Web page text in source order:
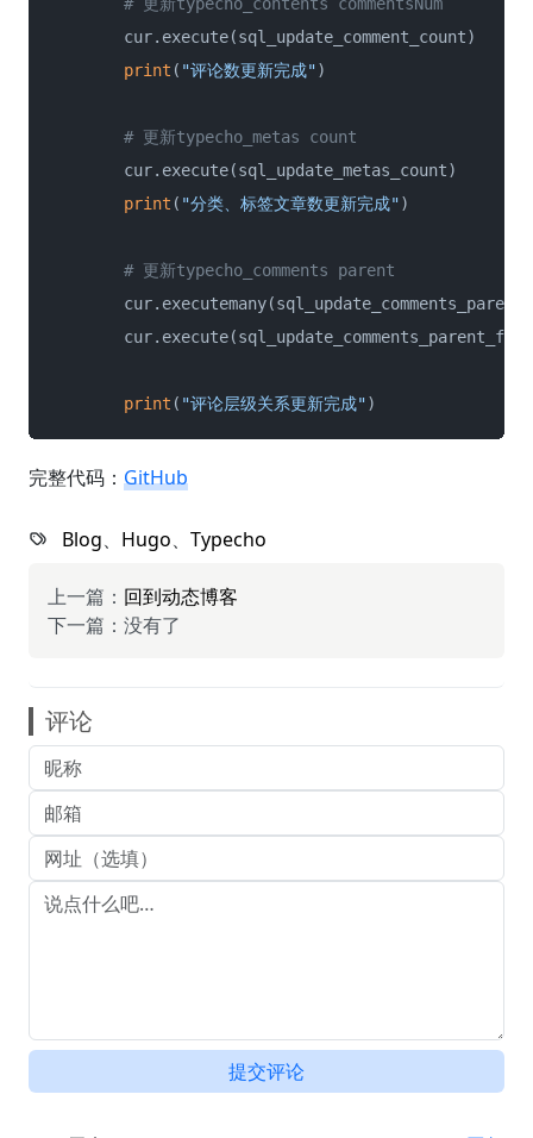
cur.execute(sql_update_comment_count)
print ( "评论数更新完成")
# 更新typecho_metas count
cur.execute(sql_update_metas_count)
print ( "分类、标签文章数更新完成")
# 更新typecho_comments parent
print ( "评论层级关系更新完成")
完整代码： GitHub
Blog、 Hugo、 Typecho
上一篇： 回到动态博客
下一篇：没有了
评论
提交评论